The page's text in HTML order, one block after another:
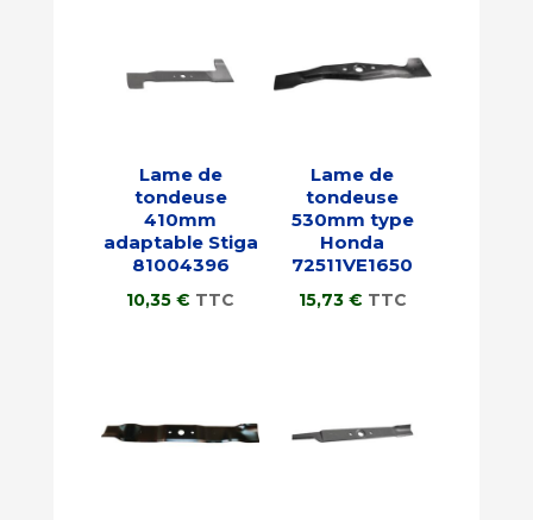
Lame de
tondeuse
410mm
adaptable Stiga
81004396
10,35€ TTC
Lame de
tondeuse
530mm type
Honda
72511VE1650
15,73 € TTC